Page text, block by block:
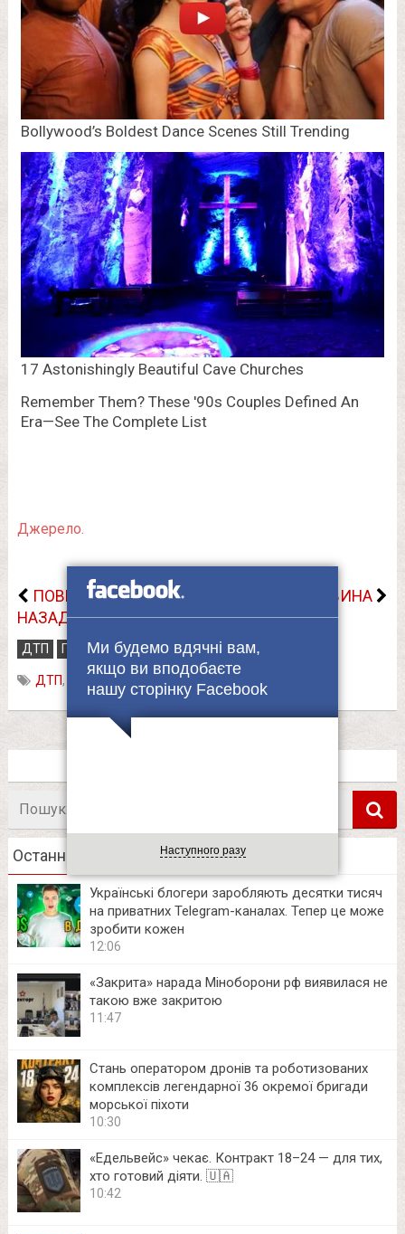
Джерело.
ПОВЕРНУТИСЬ
НАЗАД
НАСТУПНА НОВИНА
ДТП Прикарпаття Суспільство 22.05.2020
ДТП, , рятувальники
Пошук
Останні новини
Українські блогери заробляють десятки тисяч
на приватних Telegram-каналах. Тепер це може
зробити кожен
12:06
«Закрита» нарада Міноборони рф виявилася не
такою вже закритою
11:47
Стань оператором дронів та роботизованих
комплексів легендарної 36 окремої бригади
морської піхоти
10:30
«Едельвейс» чекає. Контракт 18–24 — для тих,
хто готовий діяти. 🇺🇦
10:42
Ми будемо вдячні вам,
якщо ви вподобаєте
нашу сторінку Facebook
Наступного разу